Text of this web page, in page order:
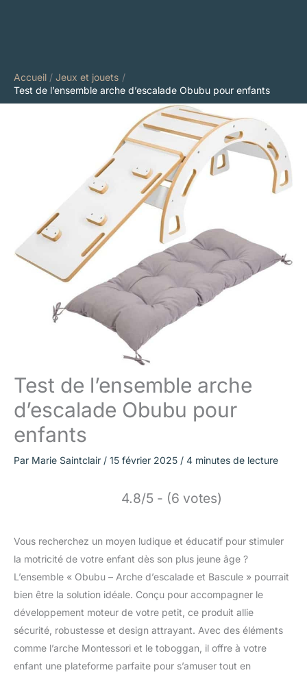
Accueil
Jeux et jouets
Test de l’ensemble arche d’escalade Obubu pour enfants
Test de l’ensemble arche
d’escalade Obubu pour
enfants
Par Marie Saintclair / 15 février 2025 / 4 minutes de lecture
4.8/5 - (6 votes)
Vous recherchez un moyen ludique et éducatif pour stimuler
la motricité de votre enfant dès son plus jeune âge ?
L’ensemble « Obubu – Arche d’escalade et Bascule » pourrait
bien être la solution idéale. Conçu pour accompagner le
développement moteur de votre petit, ce produit allie
sécurité, robustesse et design attrayant. Avec des éléments
comme l’arche Montessori et le toboggan, il offre à votre
enfant une plateforme parfaite pour s’amuser tout en